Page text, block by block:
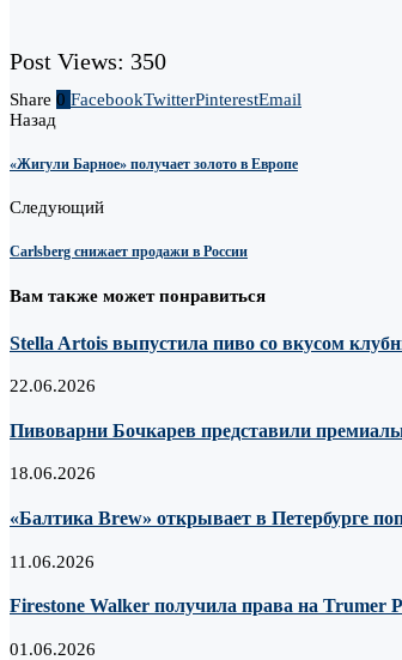
Post Views: 350
Share 0 FacebookTwitterPinterestEmail
Назад
«Жигули Барное» получает золото в Европе
Следующий
Carlsberg снижает продажи в России
Вам также может понравиться
Stella Artois выпустила пиво со вкусом
22.06.2026
Пивоварни Бочкарев представили
18.06.2026
«Балтика Brew» открывает в Петербурге
11.06.2026
Firestone Walker получила права на Trumer
01.06.2026